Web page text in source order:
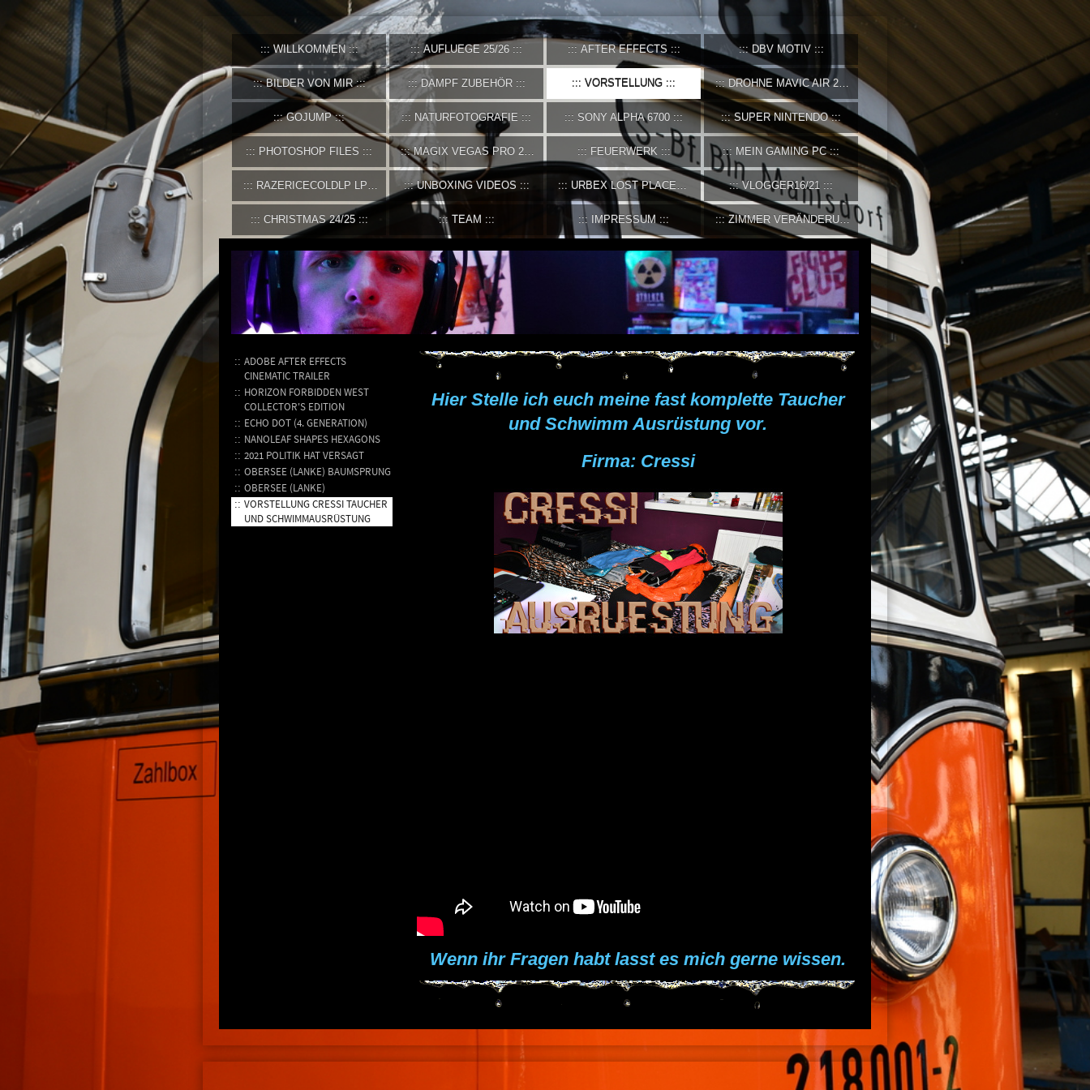
WILLKOMMEN AUFLUEGE 25/26 AFTER EFFECTS DBV MOTIV
BILDER VON MIR DAMPF ZUBEHÖR VORSTELLUNG DROHNE MAVIC AIR 2
GOJUMP NATURFOTOGRAFIE SONY ALPHA 6700 SUPER NINTENDO
PHOTOSHOP FILES MAGIX VEGAS PRO 21 FEUERWERK MEIN GAMING PC
RAZERICECOLDLP LP UNBOXING VIDEOS URBEX LOST PLACES VLOGGER16/21
CHRISTMAS 24/25 TEAM IMPRESSUM ZIMMER VERÄNDERUNG 2023
Hier Stelle ich euch meine fast komplette Taucher
und Schwimm Ausrüstung vor.
Firma: Cressi
Wenn ihr Fragen habt lasst es mich gerne wissen.
ADOBE AFTER EFFECTS
CINEMATIC TRAILER
HORIZON FORBIDDEN WEST
COLLECTOR'S EDITION
ECHO DOT (4. GENERATION)
NANOLEAF SHAPES HEXAGONS
2021 POLITIK HAT VERSAGT
OBERSEE (LANKE) BAUMSPRUNG
OBERSEE (LANKE)
VORSTELLUNG CRESSI TAUCHER
UND SCHWIMMAUSRÜSTUNG